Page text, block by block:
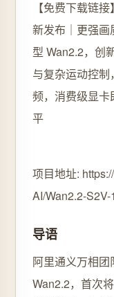
【免费下载链
新发布｜更强
型 Wan2.2，创
与复杂运动控
频，消费级显
平
项目地址:
AI/Wan2.2-S2V-
导语
阿里通义万相
Wan2.2，首次